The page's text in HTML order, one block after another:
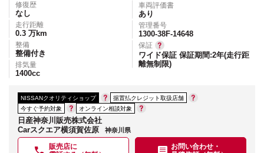
修復歴
なし
走行距離
0.3 万km
整備
整備付き
排気量
1400cc
車両評価書
あり
管理番号
1300-38F-14648
保証
ワイド保証 保証期間:2年(走行距
離無制限)
NISSANクオリティショップ
据置払クレジット取扱店舗
今すぐ予約対象
オンライン相談対象
日産神奈川販売株式会社
Carスクエア横須賀佐原
神奈川県
販売店に
お問い合わせ・